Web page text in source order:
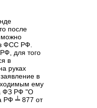
после
можно
ФСС РФ.
для того
в
руках
в
ему
ФЗ РФ "О
РФ ╧ 877 от